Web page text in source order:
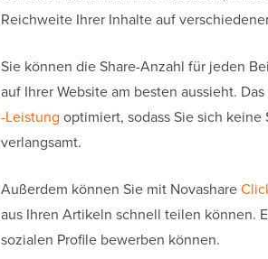
Reichweite Ihrer Inhalte auf
Sie können die Share-Anzahl für jeden
auf Ihrer Website am besten aussieht.
-Leistung optimiert, sodass Sie sich keine
verlangsamt.
Außerdem können Sie mit Novashare
aus Ihren Artikeln schnell teilen können.
sozialen Profile bewerben können.